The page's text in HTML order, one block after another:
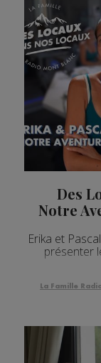
Des
Notre
Erika et
présenter
La Famille